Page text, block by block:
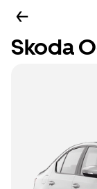
Skoda